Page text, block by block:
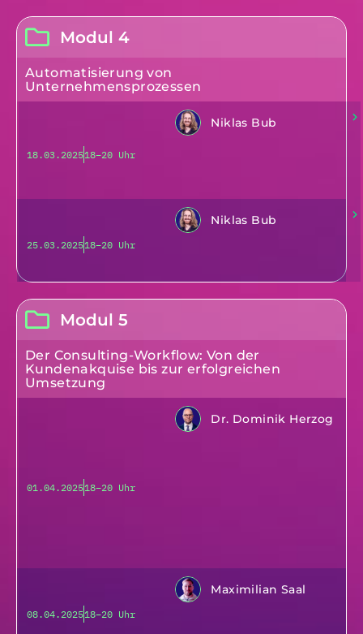
Modul 4
Automatisierung von
Unternehmensprozessen
18.03.202518–20 Uhr
Niklas Bub
25.03.202518–20 Uhr
Niklas Bub
Modul 5
Der Consulting-Workflow: Von der
Kundenakquise bis zur erfolgreichen
Umsetzung
01.04.202518–20 Uhr
Dr. Dominik Herzog
08.04.202518–20 Uhr
Maximilian Saal